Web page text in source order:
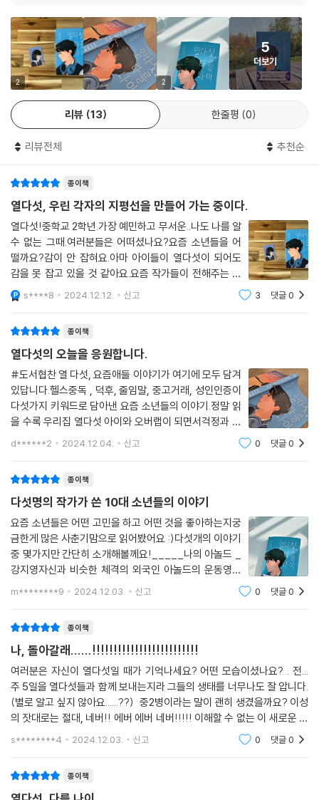
#성인 인증 #경쟁사회 #이니시에이션 #공격성 #소속
“어른은 꼭 되어야 하는 걸까?” 강경수 작가의 「개의 시간」은 일정한 나이
가 되면 집으로 배송되는 ‘개의 탈’을 쓰지 않겠다고 결심한 주인공 솔이 겪
는 사건을 그린다. 교실에서도 수영장에서도 늘 가장자리로 밀려난 신세인
솔은 지훈과 유일하게 마음을 나누며 우정을 쌓아 나간다. 개의 탈을 받아
든 아이들이 하나같이 누군가에게 상처를 주는 것을 목격하며 둘은 결단코
연기를 내뿜는 그것이 도착하고야 만다.
상주의 심화와 팬덤 문화의 확산이 가져온 새로운 욕망, 과학 기술의 발달
로 상상해 보는 다른 삶의 가능성, 전에 없던 관계 맺기 방식과 거기에 깃든
일말의 신비, 무한 경쟁사회와 폭력성 등 독창적인 세계와 매력적인 주인
공으로 독자의 마음을 사로잡는 요즘 작가들이 읽어 낸 한층 더 복잡해진
우리 사회 위로 드라마, 코미디, 호러, 판타지, SF까지 장르를 넘나드는 열
다섯의 오늘이 펼쳐진다.
실수투성이지만 솔직한 열다섯 소년 이야기
“내 학창 시절은 지독히도 쇳내가 났지.” _「나의 아놀드」
“애들 안 볼 때 실컷 놀려라. 아오…….” _「더비」
“멋이 없어도 괜찮아?” _「안전하고 완벽한 기억 보존을 위한 영원중 갓기
의 시크릿 플랜」(이하 「안전~플랜」)
“왜 전부 나한테만 그러는데요!” _「형태 마음의 형태」
“경찰에 신고해야 하지 않을까?” _「개의 시간」
어른들은 뭐라도 하라며 닦달이지만 당장 무엇을 이뤄 내야 할지 몰라 애
매하고 나 자신을 이루고 있는 것은 또 무엇인지 알 수 없어 혼란스러운 시
기, 열다섯. 이번 『열다섯, 다를 나이』에서는 특히, ‘남성 청소년’이라는 미
지의 존재를 탐구한다. 아이들의 현실을 생동감 있게 그려 낸 본격 열다섯
탐구 보고서로 오늘을 살아가는 청소년이 겪는 불안과 경쟁, 요구받는 용
기와 어른스러움 그리고 어른이 되기 위해 통과해야 하는 난폭한 의식까지
각 주제에 관해 다섯 작가가 그려 낸 열다섯의 세상이 담겨 있다.
책 속 주인공들은 고도 비만이기도, 영어를 잘 못하기도, 크게 다치기도,
실로 믿기도 한다. 그리고 다섯 모두 서로 다른 경로를 따라 모종의 ‘거
래’를 해야 하는 상황에 처한다. 이때, 거래에서 지불해야 하는 것은 꼭 현
금이나 현물의 형태가 아닐지도 모른다. 어떤 절박함을 내어 주어야만 체
결되는 이 거래는 다섯 이야기 속에서 때로 불공정하기도 때로 감동적이기
도 하다. 소설 속 열다섯 아이들이 마주한 오늘과 그런 오늘에 내리는 선택
을 지켜보다 보면 어느새 그 모습이 나와 어딘가 닮아 있음을 깨닫는다.
우리 모두의 평범한 그리고 우리 각자의 비범함에 관하여
청소년은 가능하다. 헬스장에 다닐 수도 있고, 해외 축구를 좋아할 수도 있
고, 중요한 걸 까먹을 수도 있고, 중고 거래를 할 수도 있고, 남들 다 하는 걸
거부할 수도 있다. 우리는 우리가 뭐든 할 수 있다는 사실을 자주 잊는다.
그러나 다섯 작품 속 주인공의 모습을 보면 다시금 우리에게 주어진 그 무
한한 가능성을 떠올리게 된다.
게 쌓아 올리는 모습(「나의 아놀드」)과 마음 깊이 좋아하는 일에 주저함 없
이 정직한 모습(「더비」)에서 존경을 느끼기도 하고, 나를 이루는 가장 중요
2 2
5
더보기
리뷰 13 한줄평 0
리뷰전체 추천순
종이책
열다섯, 우린 각자의 지평선을 만들어 가는 중이다.
열다섯!중학교 2학년.가장 예민하고 무서운..나도 나를 알
수 없는 그때.여러분들은 어떠셨나요?요즘 소년들을 어
떨까요?감이 안 잡혀요.아마 아이들이 열다섯이 되어도
감을 못 잡고 있을 것 같아요.요즘 작가들이 전해주는 요
즘 소년들 이야기!헬스 중독,덕후,줄임말,중고 거래,성인
인증다섯 개의 키워드에 담아낸 소년들의 이야기예요.지
s****8 2024.12.12. 신고 3 댓글0
종이책
열다섯의 오늘을 응원합니다.
#도서협찬 열 다섯, 요즘애들 이야기가 여기에 모두 담겨
있답니다.헬스중독 , 덕후, 줄임말, 중고거래, 성인인증이
다섯가지 키워드로 담아낸 요즘 소년들의 이야기.정말 읽
을 수록 우리집 열다섯 아이와 오버랩이 되면서걱정과 응
원을 하며 읽게 되었습니다.열다섯 청소년들이 겪을 수 있
d******2 2024.12.04. 신고 0 댓글0
종이책
다섯명의 작가가 쓴 10대 소년들의 이야기
요즘 소년들은 어떤 고민을 하고 어떤 것을 좋아하는지궁
금한게 많은 사춘기맘으로 읽어봤어요 :)다섯개의 이야기
중 몇가지만 간단히 소개해볼께요!_____나의 아놀드 _
강지영자신과 비슷한 체격의 외국인 아놀드의 운동영상
을 보며아놀드와 경쟁하듯 운동에 빠져버린 이서율.어느
m********9 2024.12.03. 신고 0 댓글0
종이책
나, 돌아갈래......!!!!!!!!!!!!!!!!!!!!!!!!!
여러분은 자신이 열다섯일 때가 기억나세요? 어떤 모습이셨나요? . 전...
주 5일을 열다섯들과 함께 보내는지라 그들의 생태를 너무나도 잘 압니다.
(별로 알고 싶지 않아요......??) 중2병이라는 말이 괜히 생겼을까요? 이성
의 잣대로는 절대, 네버!! 에버 에버 네버!!!!! 이해할 수 없는 이 새로운 종
족들...... 코로나를 거치면서 우리 열다섯들은 탈피를 한 듯, 한 단계 업그레
s********4 2024.12.03. 신고 0 댓글0
종이책